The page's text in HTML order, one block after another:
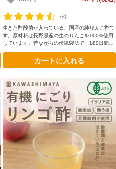
7件
生きた酢酸菌が入っている、国産の純りんご酢で
す。原材料は長野県産の生のりんごを100%使用
しています。昔ながらの伝統製法で、180日間静
が生きており、飲みやすいのが特徴です
カートに入れる